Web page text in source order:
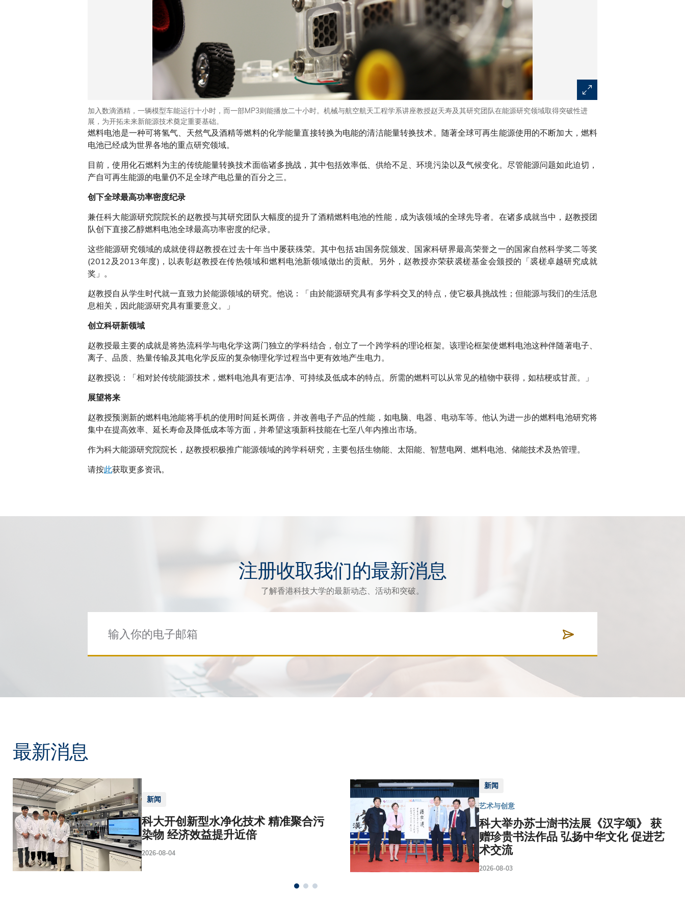
加入数滴酒精，一辆模型车能运行十小时，而一部MP3则能播放二十小时。机械与航空航天工程学系讲座教授赵天寿及其研究团队在能源研究领域取得突破性进
展，为开拓未来新能源技术奠定重要基础。
燃料电池是一种可将氢气、天然气及酒精等燃料的化学能量直接转换为电能的清洁能量转换技术。随著全球可再生能源使用的不断加大，燃料
电池已经成为世界各地的重点研究领域。
目前，使用化石燃料为主的传统能量转换技术面临诸多挑战，其中包括效率低、供给不足、环境污染以及气候变化。尽管能源问题如此迫切，
产自可再生能源的电量仍不足全球产电总量的百分之三。
创下全球最高功率密度纪录
兼任科大能源研究院院长的赵教授与其研究团队大幅度的提升了酒精燃料电池的性能，成为该领域的全球先导者。在诸多成就当中，赵教授团
队创下直接乙醇燃料电池全球最高功率密度的纪录。
这些能源研究领域的成就使得赵教授在过去十年当中屡获殊荣。其中包括∶由国务院颁发、国家科研界最高荣誉之一的国家自然科学奖二等奖
(2012及2013年度)，以表彰赵教授在传热领域和燃料电池新领域做出的贡献。另外，赵教授亦荣获裘槎基金会颁授的「裘槎卓越研究成就
奖」。
赵教授自从学生时代就一直致力於能源领域的研究。他说：「由於能源研究具有多学科交叉的特点，使它极具挑战性；但能源与我们的生活息
息相关，因此能源研究具有重要意义。」
创立科研新领域
赵教授最主要的成就是将热流科学与电化学这两门独立的学科结合，创立了一个跨学科的理论框架。该理论框架使燃料电池这种伴随著电子、
离子、品质、热量传输及其电化学反应的复杂物理化学过程当中更有效地产生电力。
赵教授说：「相对於传统能源技术，燃料电池具有更洁净、可持续及低成本的特点。所需的燃料可以从常见的植物中获得，如桔梗或甘蔗。」
展望将来
赵教授预测新的燃料电池能将手机的使用时间延长两倍，并改善电子产品的性能，如电脑、电器、电动车等。他认为进一步的燃料电池研究将
集中在提高效率、延长寿命及降低成本等方面，并希望这项新科技能在七至八年内推出市场。
作为科大能源研究院院长，赵教授积极推广能源领域的跨学科研究，主要包括生物能、太阳能、智慧电网、燃料电池、储能技术及热管理。
请按此获取更多资讯。
注册收取我们的最新消息
了解香港科技大学的最新动态、活动和突破。
最新消息
新闻
科大开创新型水净化技术 精准聚合污
染物 经济效益提升近倍
2026-08-04
新闻
艺术与创意
科大举办苏士澍书法展《汉字颂》 获
赠珍贵书法作品 弘扬中华文化 促进艺
术交流
2026-08-03